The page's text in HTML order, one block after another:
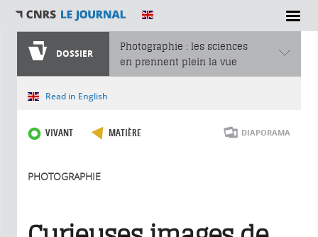
DOSSIER
Photographie : les sciences
en prennent plein la vue
Vous êtes ici
Read in English
DIAPORAMA
VIVANT MATIÈRE
PHOTOGRAPHIE